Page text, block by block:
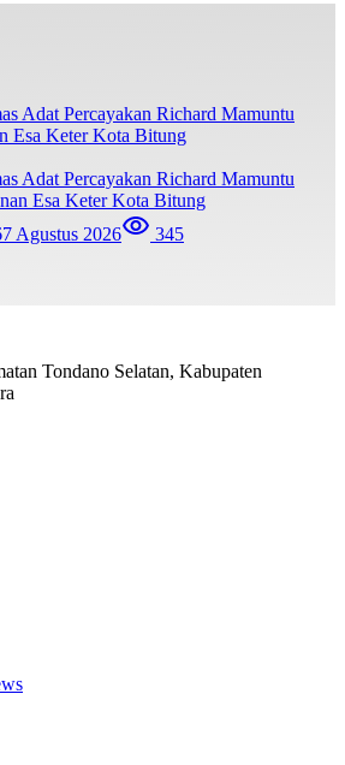
Adat Percayakan Richard Mamuntu
Esa Keter Kota Bitung
7 Agustus 2026 345
Tondano Selatan, Kabupaten